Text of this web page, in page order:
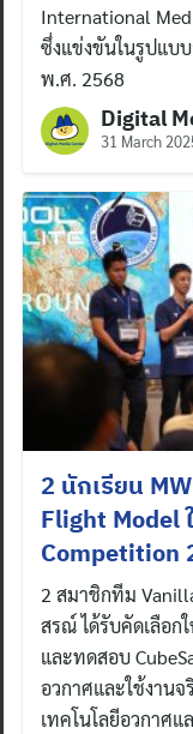
International
ซึ่งแข่งขันในรูปแบ
พ.ศ. 2568
Digital
31 March
2 นักเรียน
Flight Model
Competition
2 สมาชิกทีม
สรณ์ ได้รับคัดเลือก
และทดสอบ
อวกาศและใช้งาน
เทคโนโลยีอวกาศ